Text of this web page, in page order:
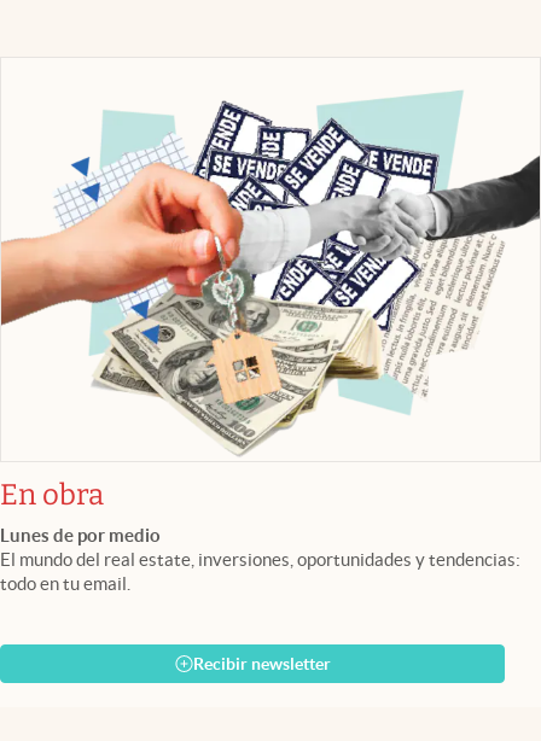
En obra
Lunes de por medio
El mundo del real estate, inversiones, oportunidades y tendencias:
todo en tu email.
Recibir newsletter